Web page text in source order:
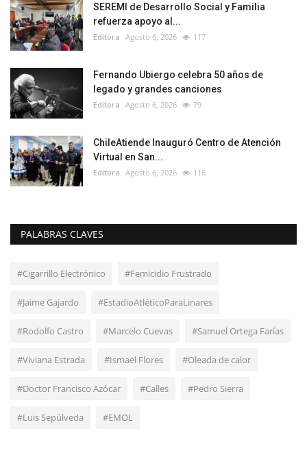
SEREMI de Desarrollo Social y Familia
refuerza apoyo al...
Editora Agosto 6, 2026 117
Fernando Ubiergo celebra 50 años de
legado y grandes canciones
Editora Agosto 6, 2026 79
ChileAtiende Inauguró Centro de Atención
Virtual en San...
Editora Agosto 6, 2026 116
PALABRAS CLAVES
#Cigarrillo Electrónico #Femicidio Frustrado
#Jaime Gajardo #EstadioAtléticoParaLinares
#Rodolfo Castro #Marcelo Cuevas #Samuel Ortega Farías
#Viviana Estrada #Ismael Flores #Oleada de calor
#Doctor Francisco Azócar #Calles #Pedro Sierra
#Luis Sepúlveda #EMOL